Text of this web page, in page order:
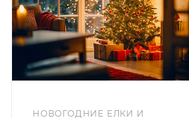
НОВОГОДНИЕ ЕЛКИ И